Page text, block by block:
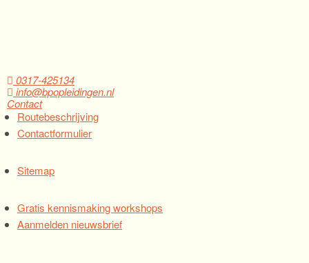
0317-425134
info@bpopleidingen.nl
Contact
Routebeschrijving
Contactformulier
Sitemap
Gratis kennismaking workshops
Aanmelden nieuwsbrief